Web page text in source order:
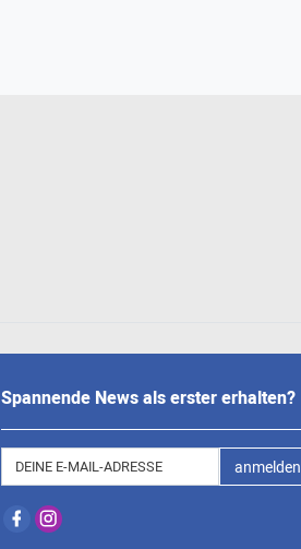
Spannende News als erster erhalten?
anmelden